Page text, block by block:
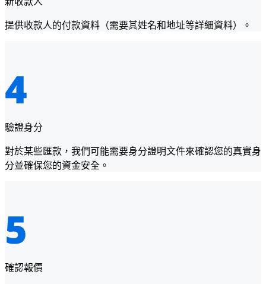
提供收款人的付款資料（需要其姓名和地址等詳細資料）。
驗證身分
對於某些匯款，我們可能需要身分證明文件來確認您的真實身
分並確保您的資金安全。
確認報價